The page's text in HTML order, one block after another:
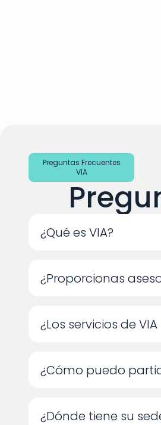
Preguntas Frecuentes
VIA
¿Qué es VIA?
¿Proporcionas
¿Los servicios de
¿Cómo puedo
¿Dónde tiene su